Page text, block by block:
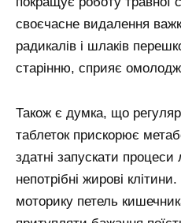
своєчасне видалення
радикалів і шлаків
старінню, сприяє
Також є думка, що
таблеток прискорює
здатні запускати процеси
непотрібні жирові
моторику петель